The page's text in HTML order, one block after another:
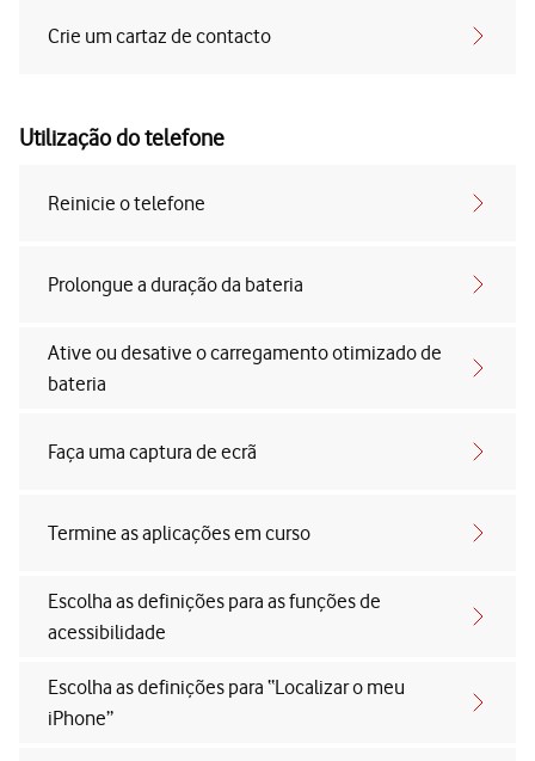
Crie um cartaz de contacto
Utilização do telefone
Reinicie o telefone
Prolongue a duração da bateria
Ative ou desative o carregamento otimizado de
bateria
Faça uma captura de ecrã
Termine as aplicações em curso
Escolha as definições para as funções de
acessibilidade
Escolha as definições para “Localizar o meu
iPhone”